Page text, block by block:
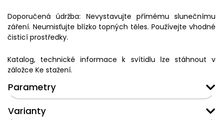
Doporučená údržba: Nevystavujte přímému slunečnímu
záření. Neumisťujte blízko topných těles. Používejte vhodné
čisticí prostředky.
Katalog, technické informace k svítidlu lze stáhnout v
záložce Ke stažení.
Parametry
Varianty